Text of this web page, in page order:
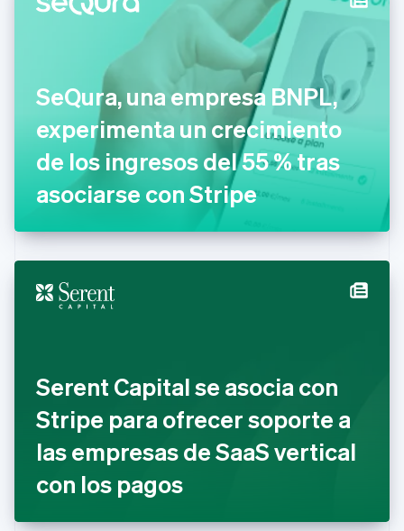
SeQura, una empresa BNPL,
experimenta un crecimiento
de los ingresos del 55 % tras
asociarse con Stripe
Serent Capital se asocia con
Stripe para ofrecer soporte a
las empresas de SaaS vertical
con los pagos
Chipre
Dinamarca
English
Emiratos Árabes Unidos
English
Eslovaquia
English
Eslovenia
España
English Español
Estonia
FrançaisEnglish
Gibraltar
English
Grecia
English
Hungría
India